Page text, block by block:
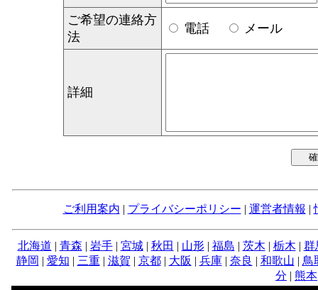
ご希望の連絡方
法
電話 メール
詳細
ご利用案内 | プライバシーポリシー | 運営者情報 |
北海道 | 青森 | 岩手| 宮城| 秋田 | 山形| 福島 | 茨木 | 栃木 | 群
静岡 | 愛知 | 三重| 滋賀 | 京都| 大阪 | 兵庫| 奈良 | 和歌山 | 鳥
分 | 熊本